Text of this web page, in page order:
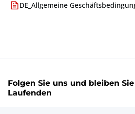
DE_Allgemeine
Folgen Sie uns und bleiben
Laufenden